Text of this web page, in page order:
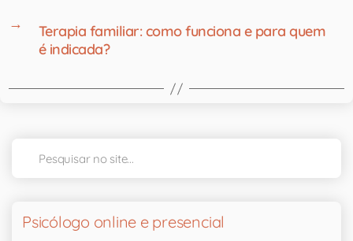
→
Terapia familiar: como funciona e para quem
é indicada?
Psicólogo online e presencial